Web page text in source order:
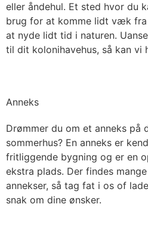
eller åndehul. Et sted hvor du
brug for at komme lidt væk
at nyde lidt tid i naturen.
til dit kolonihavehus, så kan vi
Anneks
Drømmer du om et anneks på
sommerhus? En anneks er
fritliggende bygning og er en
ekstra plads. Der findes
annekser, så tag fat i os of
snak om dine ønsker.